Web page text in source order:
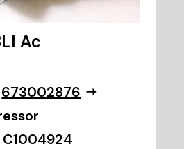
Ac
673002876
C1004924